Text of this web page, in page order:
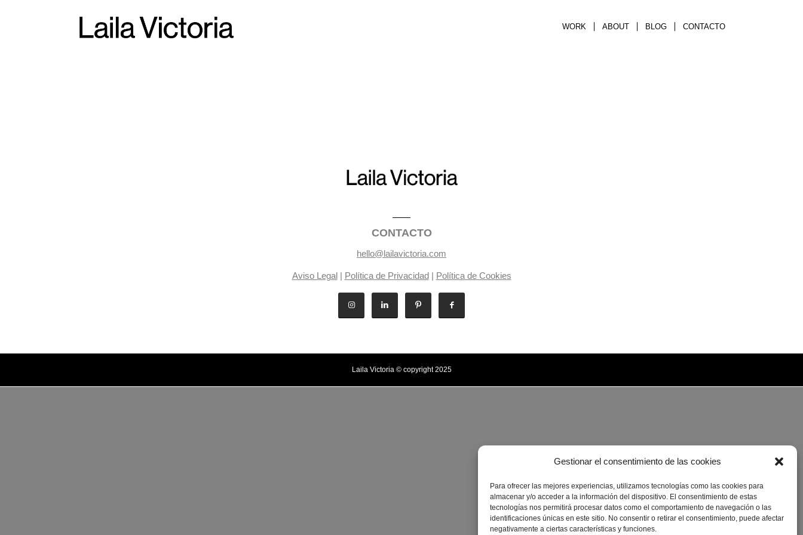
Gestionar el consentimiento de las cookies
Para ofrecer las mejores experiencias, utilizamos tecnologías como las cookies para
almacenar y/o acceder a la información del dispositivo. El consentimiento de estas
tecnologías nos permitirá procesar datos como el comportamiento de navegación o las
identificaciones únicas en este sitio. No consentir o retirar el consentimiento, puede afectar
negativamente a ciertas características y funciones.
WORK ABOUT BLOG CONTACTO
CONTACTO
hello@lailavictoria.com
Aviso Legal| Política de Privacidad| Política de Cookies
Laila Victoria © copyright 2025